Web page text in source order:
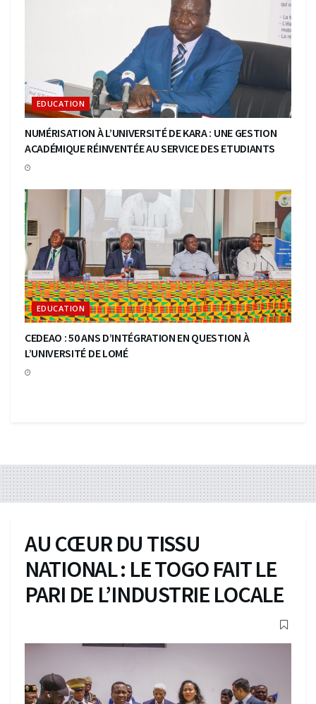
EDUCATION
NUMÉRISATION À L’UNIVERSITÉ DE KARA : UNE GESTION
ACADÉMIQUE RÉINVENTÉE AU SERVICE DES ETUDIANTS
EDUCATION
CEDEAO : 50 ANS D’INTÉGRATION EN QUESTION À
L’UNIVERSITÉ DE LOMÉ
AU CŒUR DU TISSU
NATIONAL : LE TOGO FAIT LE
PARI DE L’INDUSTRIE LOCALE